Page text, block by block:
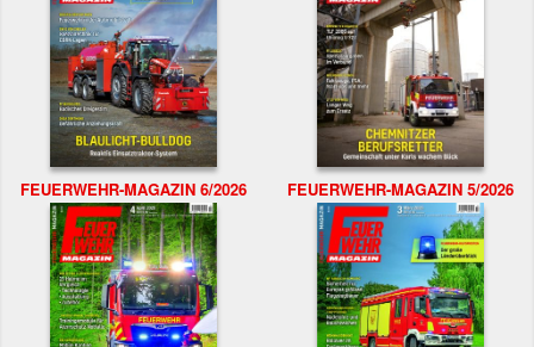
FEUERWEHR-MAGAZIN 6/2026 FEUERWEHR-MAGAZIN 5/2026